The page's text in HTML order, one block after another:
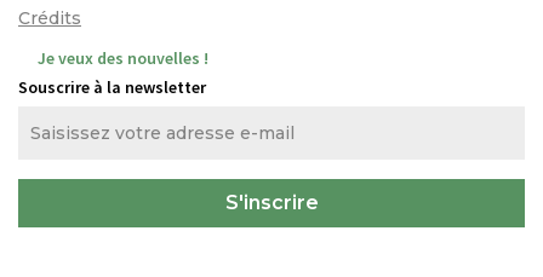
Crédits
Je veux des nouvelles !
Souscrire à la newsletter